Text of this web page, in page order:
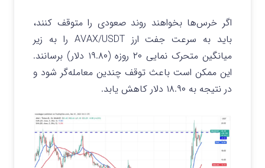
اگر خرس‌ها بخواهند روند صعودی را متوقف کنند،
باید به سرعت جفت ارز AVAX/USDT را به زیر
میانگین متحرک نمایی ۲۰ روزه (۱۹.۸۰ دلار) برسانند.
این ممکن است باعث توقف چندین معامله‌گر شود و
در نتیجه به ۱۸.۹۰ دلار کاهش یابد.